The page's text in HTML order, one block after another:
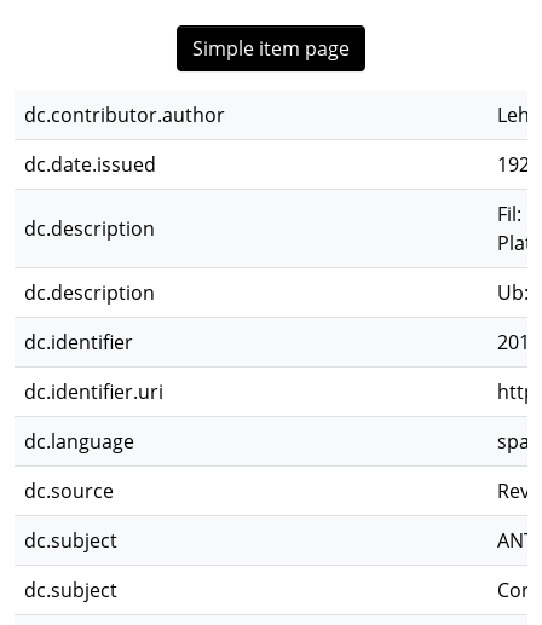
Simple item page
dc.contributor.author
dc.date.issued
1924
dc.description
Fil:
dc.description
Ub:
dc.identifier
dc.identifier.uri
dc.language
spa
dc.source
dc.subject
dc.subject